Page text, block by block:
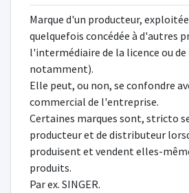
Marque d'un producteur,
quelquefois concédée à d'autres
l'intermédiaire de la licence ou
notamment).
Elle peut, ou non, se confondre
commercial de l'entreprise.
Certaines marques sont, stricto
producteur et de distributeur
produisent et vendent elles-
produits.
Par ex. SINGER.